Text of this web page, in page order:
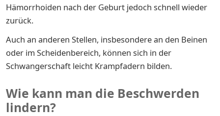
Hämorrhoiden nach der Geburt jedoch schnell wieder
zurück.
Auch an anderen Stellen, insbesondere an den Beinen
oder im Scheidenbereich, können sich in der
Schwangerschaft leicht Krampfadern bilden.
Wie kann man die Beschwerden
lindern?